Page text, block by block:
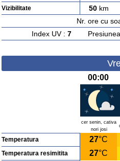
Vizibilitate 50km
Nr. ore cu
Index UV : 7Presiunea
00:00
cer senin, cativa
nori josi
Temperatura 27°C
Temperatura resimitita 27°C